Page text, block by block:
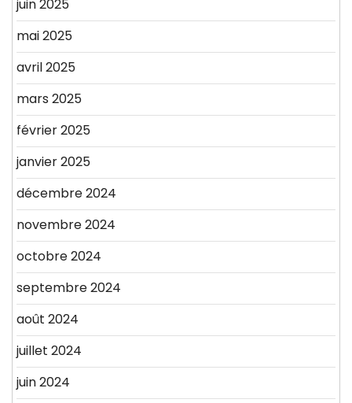
juin 2025
mai 2025
avril 2025
mars 2025
février 2025
janvier 2025
décembre 2024
novembre 2024
octobre 2024
septembre 2024
août 2024
juillet 2024
juin 2024